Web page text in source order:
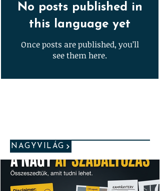
No posts published in
this language yet
Once posts are published, you’ll
see them here.
NAGYVILÁG